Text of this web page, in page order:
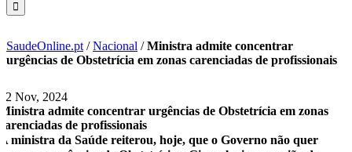
SaudeOnline.pt /Nacional /Ministra admite concentrar
urgências de Obstetrícia em zonas carenciadas de profissionais
12 Nov, 2024
Ministra admite concentrar urgências de Obstetrícia em zonas
carenciadas de profissionais
A ministra da Saúde reiterou, hoje, que o Governo não quer